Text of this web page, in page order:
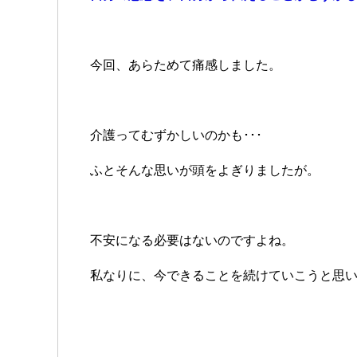
今回、あらためて痛感しました。
介護ってむずかしいのかも･･･
ふとそんな思いが頭をよぎりましたが。
不安になる必要はないのですよね。
私なりに、今できることを続けていこうと思